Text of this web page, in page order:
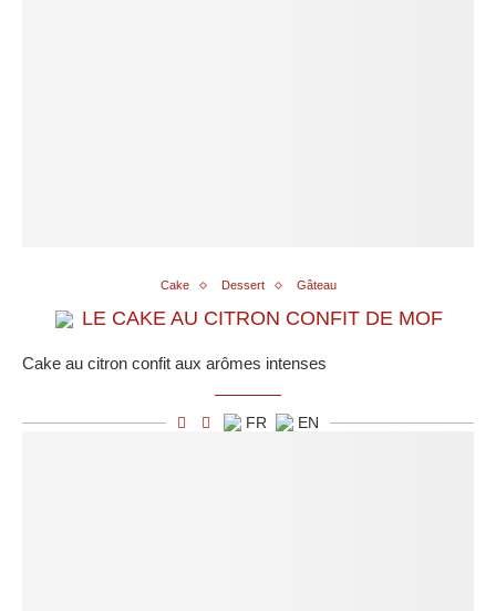
Cake Dessert Gâteau
LE CAKE AU CITRON CONFIT DE MOF
Cake au citron confit aux arômes intenses
FR EN